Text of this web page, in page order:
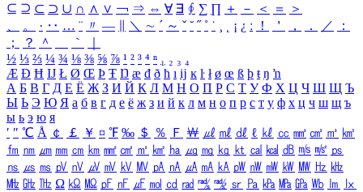
⊆ ⊇ ⊂ ⊃ ∪ ∩ ∧ ∨ ￢ ⇒ ⇔ ∀ ∃ ∮ ∑ ∏ ＋ － ＜ ＝
＞
、
。 · ‥ … ¨ 〃 ― ＼ ∼ ´ ～ ˇ ˘ ˝ ˚ ˙ ¸ ¡ ¿ ː ！ ＇ ， ． ／
：
；
？ ＾ ｀
½ ⅓ ⅔ ¼ ¾ ⅛ ⅜ ⅝ ⅞ ¹ ² ³ ⁴ ⁿ ₁ ₂ ₃ ₄
Æ Ð Ħ Ĳ Ł Ø Œ Þ Ŧ Ŋ æ đ ð ħ ı ĳ ĸ ŀ ł ø œ ß þ ŧ ŋ ŉ
А Б В Г Д Е Ё Ж З И Й К Л М Н О П Р С Т У Ф Х Ц Ч Ш Щ Ъ
Ы Ь Э Ю Я а б в г д е ё ж з и й к л м н о п р с т у ф х ц ч ш щ ъ
ы ь э ю я
′ ″ ℃ Å ￠ ￡ ￥ ¤ ℉ ‰ ＄ ％ Ｆ ￦ ㎕ ㎖ ㎗ ℓ ㎘ ㏄ ㎣ ㎤ ㎥ ㎦
㎙ ㎚ ㎛ ㎜ ㎝ ㎞ ㎟ ㎠ ㎡ ㎢ ㏊ ㎍ ㎎ ㎏ ㏏ ㎈ ㎉ ㏈ ㎧ ㎨ ㎰
㎱ ㎲ ㎳ ㎴ ㎵ ㎶ ㎷ ㎸ ㎹ ㎀ ㎁ ㎂ ㎃ ㎄ ㎺ ㎻ ㎽ ㎾ ㎿ ㎐ ㎑
㎒ ㎓ ㎔ Ω ㏀ ㏁ ㎊ ㎋ ㎌ ㏖ ㏅ ㎭ ㎮ ㎯ ㏛ ㎩ ㎪ ㎫ ㎬ ㏝ ㏐
㏓